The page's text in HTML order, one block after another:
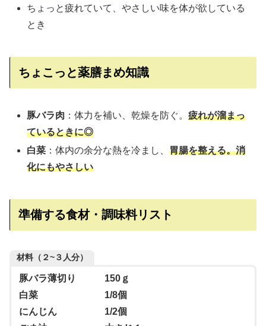
ちょっと疲れていて、やさしい味を体が欲している
とき
ちょこっと薬膳まめ知識
豚バラ肉 ：体力を補い、乾燥を防ぐ。疲れが溜まっ
ているときに◎
白菜 ：体内の余分な熱を冷まし、胃腸を整える。消
化にもやさしい
準備する食材・調味料リスト
材料（２~３人分）
豚バラ薄切り 150ｇ
白菜 1/8個
にんじん 1/2個